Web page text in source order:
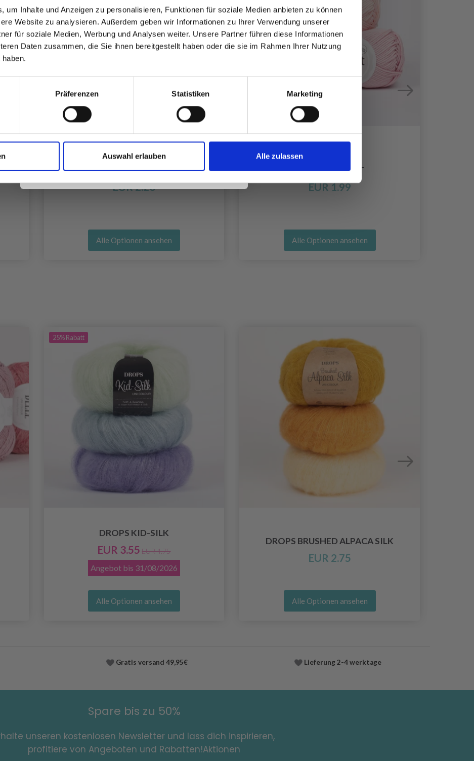
um Inhalte und Anzeigen zu personalisieren, Funktionen für soziale Medien anbieten zu können
Website zu analysieren. Außerdem geben wir Informationen zu Ihrer Verwendung unserer
für soziale Medien, Werbung und Analysen weiter. Unsere Partner führen diese Informationen
Daten zusammen, die Sie ihnen bereitgestellt haben oder die sie im Rahmen Ihrer Nutzung
Präferenzen Statistiken Marketing
Auswahl erlauben Alle zulassen
DROPS KARISMA
EUR 2.20
Alle Optionen ansehen
DROPS MUSKAT
EUR 1.99
Alle Optionen ansehen
25%Rabatt
DROPS KID-SILK
EUR 3.55 EUR 4.75
Angebot bis 31/08/2026
Alle Optionen ansehen
DROPS BRUSHED ALPACA SILK
EUR 2.75
Alle Optionen ansehen
Gratis versand 49,95€ Lieferung 2-4 werktage
Spare bis zu 50%
unseren kostenlosen Newsletter und lass dich inspirieren,
profitiere von Angeboten und Rabatten!Aktionen
Werde ein Teil unserer Garn-Community
und erhalte exklusiven Zugang zu
inspirierenden Strickmustern und
Nein, danke